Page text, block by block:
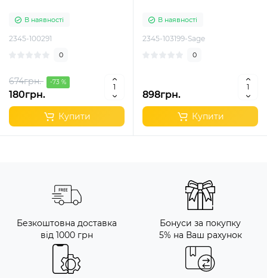
В наявності
2345-100291
0
674грн. -73 %
180грн.
Купити
В наявності
2345-103199-Sage
0
898грн.
Купити
Безкоштовна доставка
від 1000 грн
Бонуси за покупку
5% на Ваш рахунок